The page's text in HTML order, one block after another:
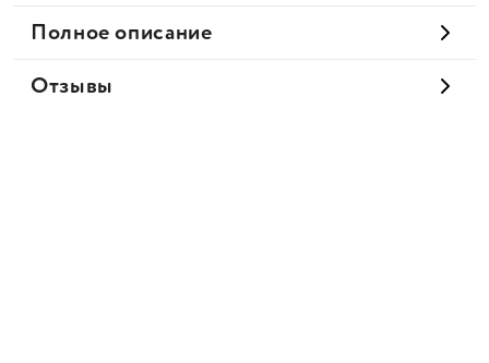
Полное описание
Отзывы